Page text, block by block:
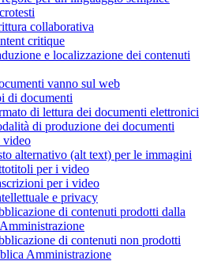
collaborativa
critique
e localizzazione dei contenuti
vanno sul web
di documenti
di lettura dei documenti elettronici
di produzione dei documenti
video
alternativo (alt text) per le immagini
per i video
per i video
e privacy
di contenuti prodotti dalla
di contenuti non prodotti
Amministrazione